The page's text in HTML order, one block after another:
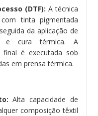
(DTF): A técnica
tinta pigmentada
da aplicação de
e cura térmica. A
é executada sob
em prensa térmica.
Alta capacidade de
composição têxtil